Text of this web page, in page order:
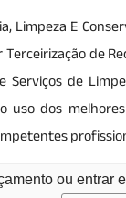
Limpeza E
de
Serviços de
uso dos
ou entrar